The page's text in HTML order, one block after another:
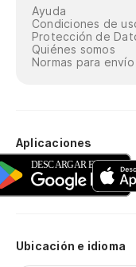
Ayuda
Condiciones de
Protección de
Quiénes somos
Normas para envío
Aplicaciones
Ubicación e idioma